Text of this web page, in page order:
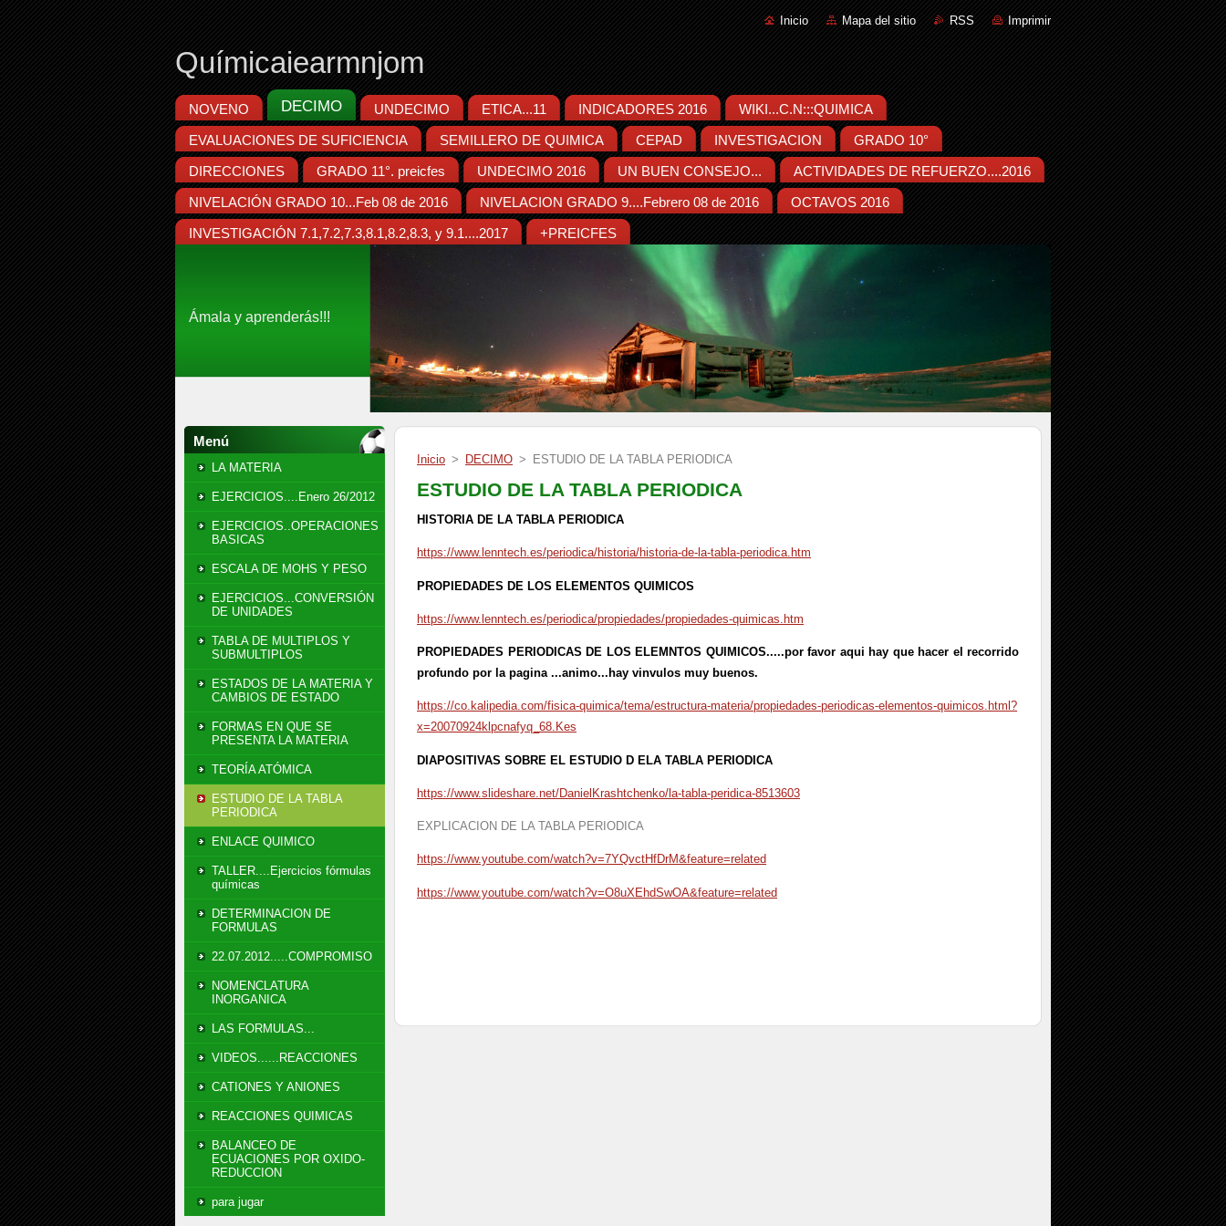
Inicio Mapa del sitio RSS Imprimir
Químicaiearmnjom
NOVENO DECIMO UNDECIMO ETICA...11 INDICADORES 2016 WIKI...C.N:::QUIMICA
EVALUACIONES DE SUFICIENCIA SEMILLERO DE QUIMICA CEPAD INVESTIGACION GRADO 10°
DIRECCIONES GRADO 11°. preicfes UNDECIMO 2016 UN BUEN CONSEJO... ACTIVIDADES DE REFUERZO....2016
NIVELACIÓN GRADO 10...Feb 08 de 2016 NIVELACION GRADO 9....Febrero 08 de 2016 OCTAVOS 2016
INVESTIGACIÓN 7.1,7.2,7.3,8.1,8.2,8.3, y 9.1....2017 +PREICFES
Ámala y aprenderás!!!
Menú
LA MATERIA
EJERCICIOS....Enero 26/2012
EJERCICIOS..OPERACIONES
BASICAS
ESCALA DE MOHS Y PESO
EJERCICIOS...CONVERSIÓN
DE UNIDADES
TABLA DE MULTIPLOS Y
SUBMULTIPLOS
ESTADOS DE LA MATERIA Y
CAMBIOS DE ESTADO
FORMAS EN QUE SE
PRESENTA LA MATERIA
TEORÍA ATÓMICA
ESTUDIO DE LA TABLA
PERIODICA
ENLACE QUIMICO
TALLER....Ejercicios fórmulas
químicas
DETERMINACION DE
FORMULAS
22.07.2012.....COMPROMISO
NOMENCLATURA
INORGANICA
LAS FORMULAS...
VIDEOS......REACCIONES
CATIONES Y ANIONES
REACCIONES QUIMICAS
BALANCEO DE
ECUACIONES POR OXIDO-
REDUCCION
para jugar
Inicio > DECIMO > ESTUDIO DE LA TABLA PERIODICA
ESTUDIO DE LA TABLA PERIODICA
HISTORIA DE LA TABLA PERIODICA
https://www.lenntech.es/periodica/historia/historia-de-la-tabla-periodica.htm
PROPIEDADES DE LOS ELEMENTOS QUIMICOS
https://www.lenntech.es/periodica/propiedades/propiedades-quimicas.htm
PROPIEDADES PERIODICAS DE LOS ELEMNTOS QUIMICOS.....por favor aqui hay que hacer el recorrido
profundo por la pagina ...animo...hay vinvulos muy buenos.
https://co.kalipedia.com/fisica-quimica/tema/estructura-materia/propiedades-periodicas-elementos-quimicos.html?
x=20070924klpcnafyq_68.Kes
DIAPOSITIVAS SOBRE EL ESTUDIO D ELA TABLA PERIODICA
https://www.slideshare.net/DanielKrashtchenko/la-tabla-peridica-8513603
EXPLICACION DE LA TABLA PERIODICA
https://www.youtube.com/watch?v=7YQvctHfDrM&feature=related
https://www.youtube.com/watch?v=O8uXEhdSwOA&feature=related